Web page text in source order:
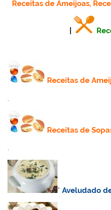
Receitas de Ameijoas,
Receitas de
.
Receitas de
.
*Aveludado